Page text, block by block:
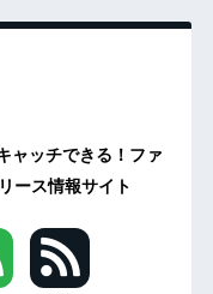
ャッチできる！ファ
ース情報サイト